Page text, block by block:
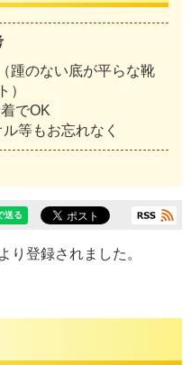
踵のない底が平らな靴
）
でOK
等もお忘れなく
り登録されました。